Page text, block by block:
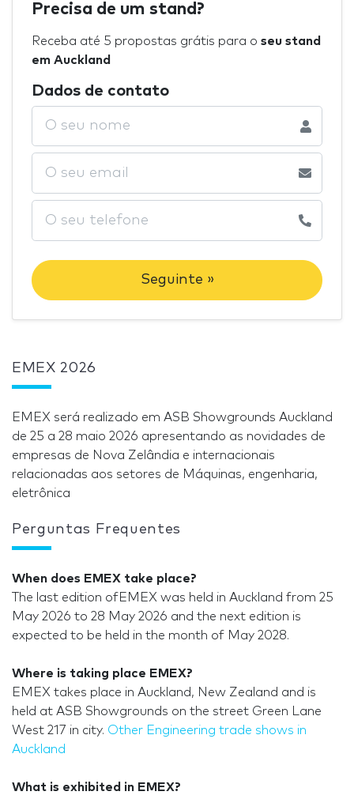
Precisa de um stand?
Receba até 5 propostas grátis para o seu stand
em Auckland
Dados de contato
Seguinte »
EMEX 2026
EMEX será realizado em ASB Showgrounds Auckland
de 25 a 28 maio 2026 apresentando as novidades de
empresas de Nova Zelândia e internacionais
relacionadas aos setores de Máquinas, engenharia,
eletrônica
Perguntas Frequentes
When does EMEX take place?
The last edition ofEMEX was held in Auckland from 25
May 2026 to 28 May 2026 and the next edition is
expected to be held in the month of May 2028.
Where is taking place EMEX?
EMEX takes place in Auckland, New Zealand and is
held at ASB Showgrounds on the street Green Lane
West 217 in city. Other Engineering trade shows in
Auckland
What is exhibited in EMEX?